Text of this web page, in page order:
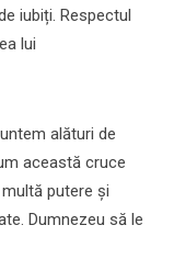
iubiți. Respectul
lui
alături de
această cruce
putere și
Dumnezeu să le